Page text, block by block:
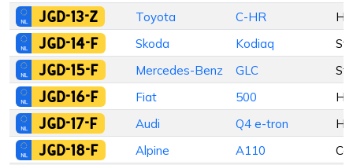
JGD-13-Z Toyota C-HR
JGD-14-F Skoda Kodiaq
JGD-15-F Mercedes-Benz GLC
JGD-16-F Fiat 500
JGD-17-F Audi Q4 e-tron
JGD-18-F Alpine A110